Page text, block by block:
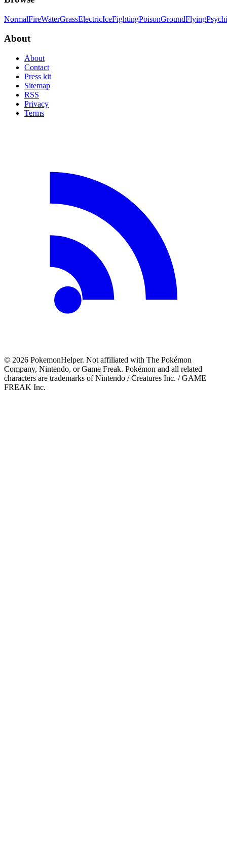
NormalFireWaterGrassElectricIceFightingPoisonGroundFlying
About
About
Contact
Press kit
Sitemap
RSS
Privacy
Terms
© 2026 PokemonHelper. Not affiliated with The Pokémon
Company, Nintendo, or Game Freak. Pokémon and all related
characters are trademarks of Nintendo / Creatures Inc. / GAME
FREAK Inc.